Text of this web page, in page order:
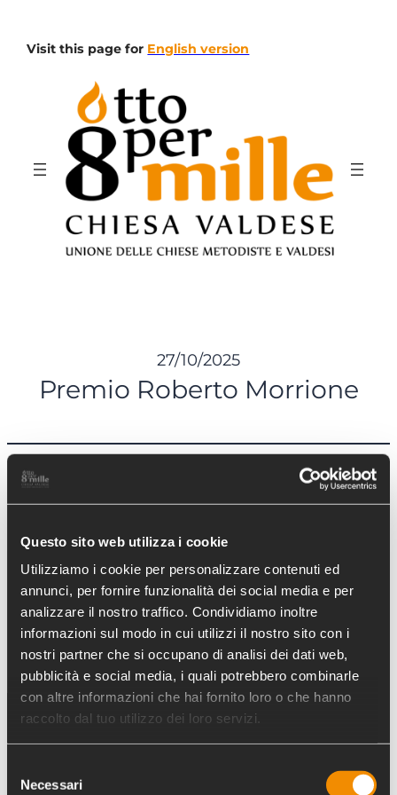
Questo sito web utilizza i cookie
Utilizziamo i cookie per personalizzare contenuti ed
annunci, per fornire funzionalità dei social media e per
analizzare il nostro traffico. Condividiamo inoltre
informazioni sul modo in cui utilizzi il nostro sito con i
nostri partner che si occupano di analisi dei dati web,
pubblicità e social media, i quali potrebbero combinarle
con altre informazioni che hai fornito loro o che hanno
raccolto dal tuo utilizzo dei loro servizi.
delNecessari
Visit this page for English version
27/10/2025
Premio Roberto Morrione
Cesare è Cesare
di Pomaretto